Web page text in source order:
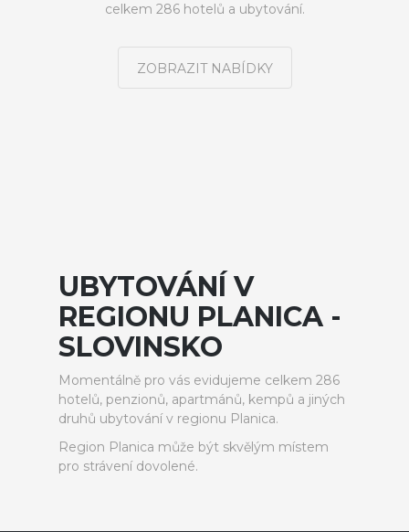
celkem 286 hotelů a ubytování.
ZOBRAZIT NABÍDKY
UBYTOVÁNÍ V
REGIONU PLANICA -
SLOVINSKO
Momentálně pro vás evidujeme celkem 286
hotelů, penzionů, apartmánů, kempů a jiných
druhů ubytování v regionu Planica.
Region Planica může být skvělým místem
pro strávení dovolené.